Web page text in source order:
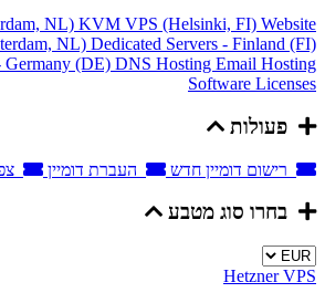
NL) KVM VPS (Helsinki, FI) Website
NL) Dedicated Servers - Finland (FI)
Germany (DE) DNS Hosting Email Hosting
Software Licenses
פעולות
רישום דומיין חדש העברת דומיין
בחרו סוג מטבע
Hetzner VPS